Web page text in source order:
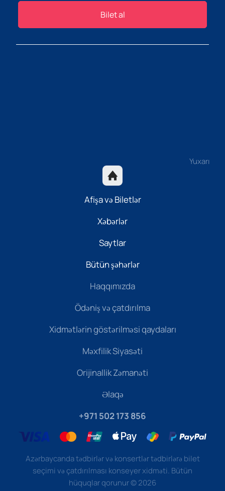
Bilet al
Yuxarı
Afişa və Biletlər
Xəbərlər
Saytlar
Bütün şəhərlər
Haqqımızda
Ödəniş və çatdırılma
Xidmətlərin göstərilməsi qaydaları
Məxfilik Siyasəti
Orijinallik Zəmanəti
Əlaqə
+971 502 173 856
Azərbaycanda tədbirlər və konsertlər tədbirlərə bilet
seçimi və çatdırılması konseyer xidməti. Bütün
hüquqlar qorunur©2026